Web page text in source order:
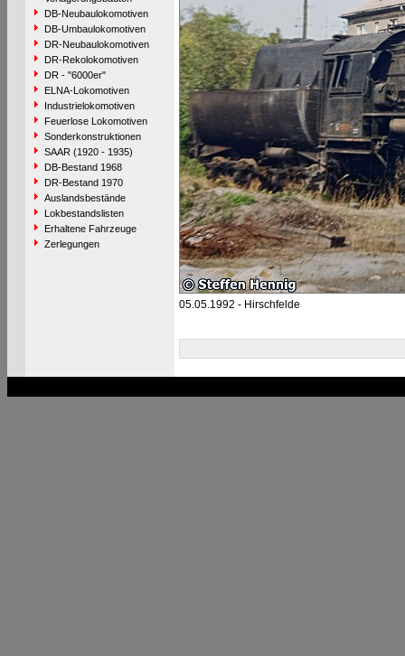
DB-Neubaulokomotiven
DB-Umbaulokomotiven
DR-Neubaulokomotiven
DR-Rekolokomotiven
DR - "6000er"
ELNA-Lokomotiven
Industrielokomotiven
Feuerlose Lokomotiven
Sonderkonstruktionen
SAAR (1920 - 1935)
DB-Bestand 1968
DR-Bestand 1970
Auslandsbestände
Lokbestandslisten
Erhaltene Fahrzeuge
Zerlegungen
05.05.1992 - Hirschfelde